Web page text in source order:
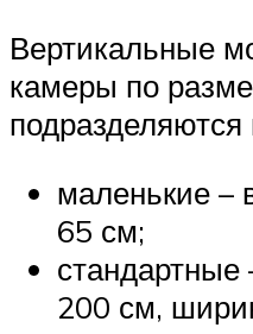
Вертикальные
камеры по
маленькие –
65 см;
стандартные
200 см,